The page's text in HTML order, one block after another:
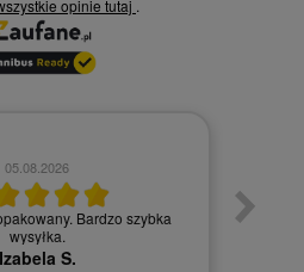
opinie tutaj .
05.08.2026
Bardzo szybka
wysyłka.
Izabela S.